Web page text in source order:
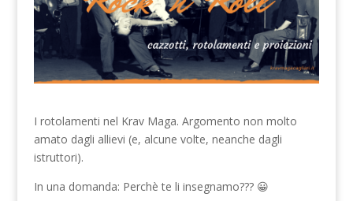
I rotolamenti nel Krav Maga. Argomento non molto
amato dagli allievi (e, alcune volte, neanche dagli
istruttori).
In una domanda: Perchè te li insegnamo??? 😀